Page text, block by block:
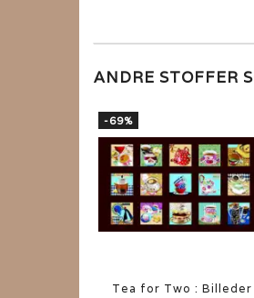
ANDRE STOFFER
-69%
Tea for Two : Billeder